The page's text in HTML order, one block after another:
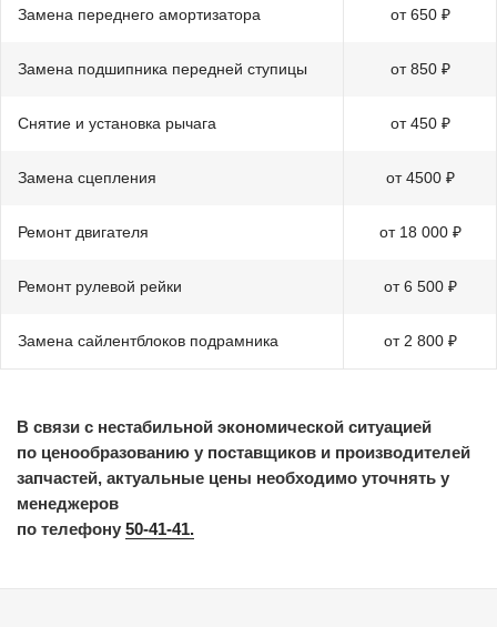
Замена переднего амортизатора от 650 ₽
Замена подшипника передней ступицы от 850 ₽
Снятие и установка рычага от 450 ₽
Замена сцепления от 4500 ₽
Ремонт двигателя от 18 000 ₽
Ремонт рулевой рейки от 6 500 ₽
Замена сайлентблоков подрамника от 2 800 ₽
В связи с нестабильной экономической ситуацией
по ценообразованию у поставщиков и производителей
запчастей, актуальные цены необходимо уточнять у
менеджеров
по телефону 50-41-41.